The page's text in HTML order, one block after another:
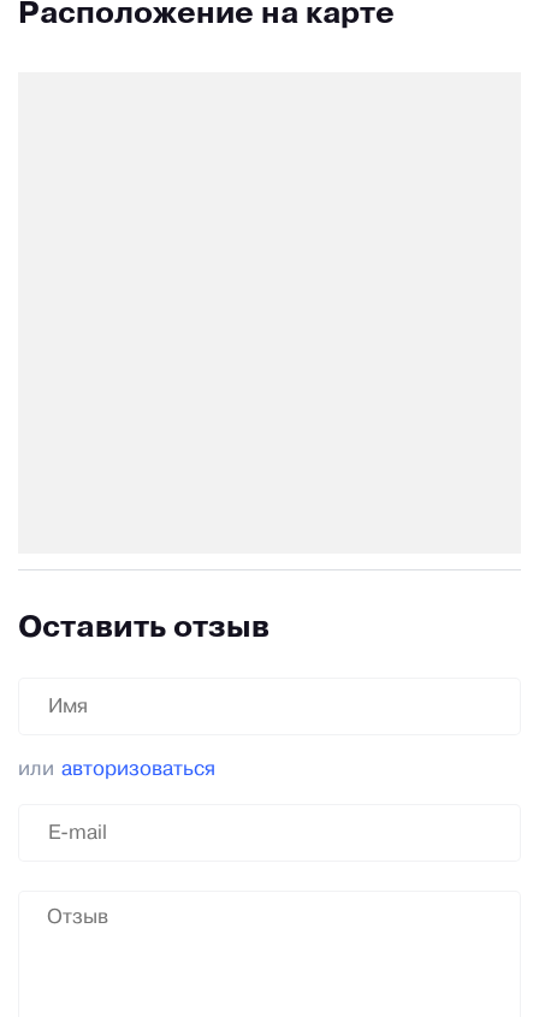
Расположение на карте
Оставить отзыв
или авторизоваться